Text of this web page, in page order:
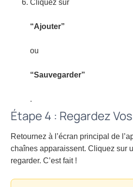
Cliquez sur
“Ajouter”
ou
“Sauvegarder”
.
Étape 4 : Regardez
Retournez à l’écran principal de
chaînes apparaissent. Cliquez sur
regarder. C’est fait !